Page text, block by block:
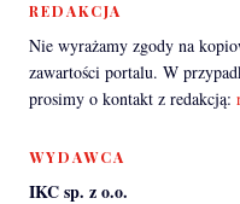
REDAKCJA
Nie wyrażamy zgody na
zawartości portalu. W
prosimy o kontakt z redakcją:
WYDAWCA
IKC sp. z o.o.